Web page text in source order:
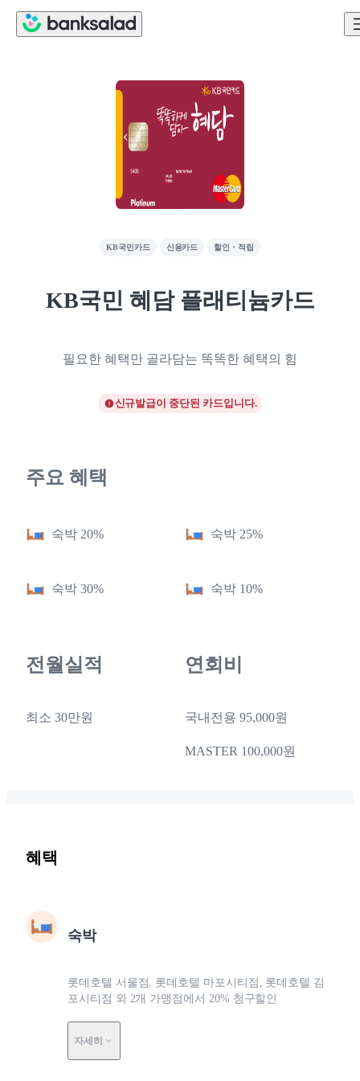
KB국민카드 신용카드 할인・적립
KB국민 혜담 플래티늄카드
필요한 혜택만 골라담는 똑똑한 혜택의 힘
신규발급이 중단된 카드입니다.
주요 혜택
숙박 20% 숙박 25%
숙박 30% 숙박 10%
전월실적
최소 30만원
연회비
국내전용 95,000원
MASTER 100,000원
혜택
숙박
롯데호텔 서울점, 롯데호텔 마포시티점, 롯데호텔 김
포시티점 외 2개 가맹점에서 20% 청구할인
자세히